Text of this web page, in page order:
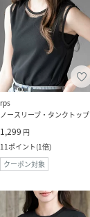
rps
ノースリーブ・タンクトップ
1,299 円
11ポイント(1倍)
クーポン対象